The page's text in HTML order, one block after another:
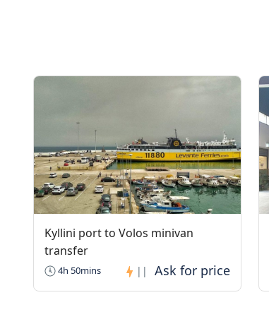
Kyllini port to Volos minivan
transfer
4h 50mins ||